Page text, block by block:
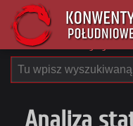
Główna
Analiza